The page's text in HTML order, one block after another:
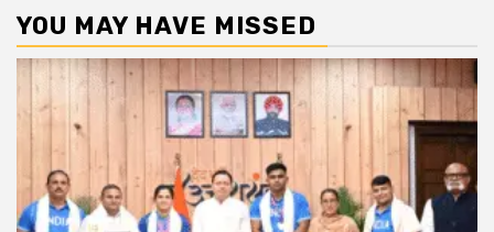
YOU MAY HAVE MISSED